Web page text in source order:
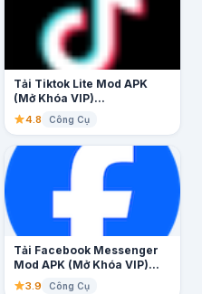
Tải Tiktok Lite Mod APK
(Mở Khóa VIP)...
4.8 Công Cụ
Tải Facebook Messenger
Mod APK (Mở Khóa VIP)...
3.9 Công Cụ